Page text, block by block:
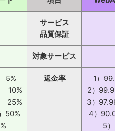
サービス
品質保証
対象サービス
5%
10%
25%
50%
返金率
1）
2）
3）
4）
5）